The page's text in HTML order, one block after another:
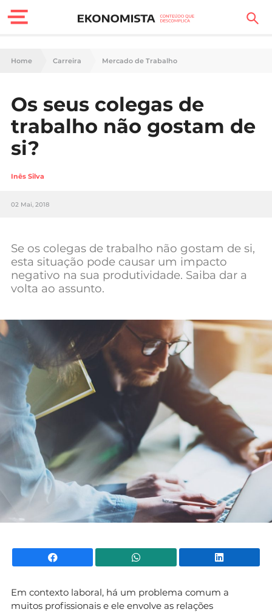
Finanças Pessoais
Carreira
Casa
Lifestyle
Sociedade
Negócios
Mundial 2026
Home Carreira Mercado de Trabalho
Os seus colegas de
trabalho não gostam de
si?
Inês Silva
02 Mai, 2018
Se os colegas de trabalho não gostam de si,
esta situação pode causar um impacto
negativo na sua produtividade. Saiba dar a
volta ao assunto.
Facebook WhatsApp
Em contexto laboral, há um problema comum a
muitos profissionais e ele envolve as relações